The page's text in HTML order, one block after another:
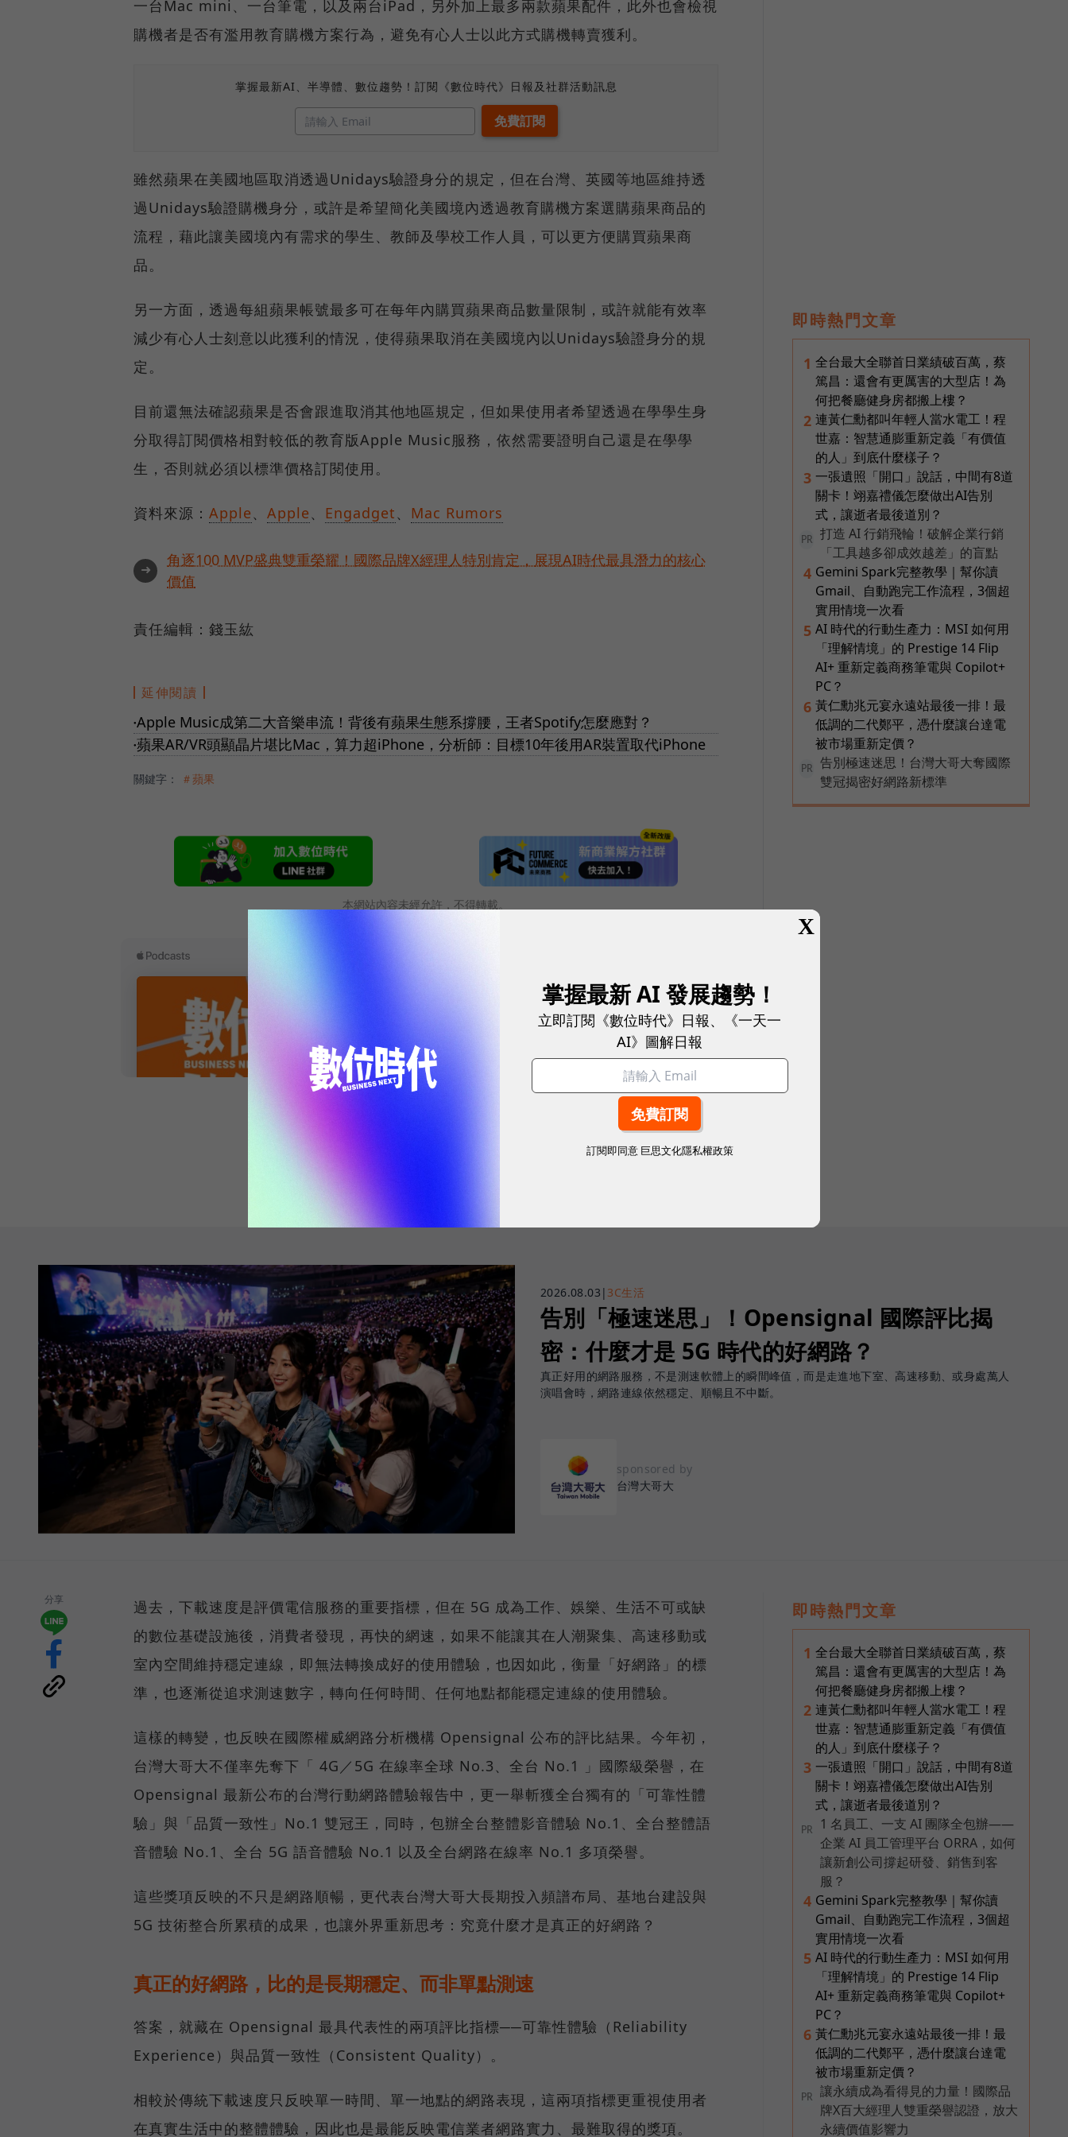
一台Mac mini、一台筆電，以及兩台iPad，另外加上最多兩款蘋果配件，此外也會檢視
購機者是否有濫用教育購機方案行為，避免有心人士以此方式購機轉賣獲利。
掌握最新AI、半導體、數位趨勢！訂閱《數位時代》日報及社群活動訊息
雖然蘋果在美國地區取消透過Unidays驗證身分的規定，但在台灣、英國等地區維持透
過Unidays驗證購機身分，或許是希望簡化美國境內透過教育購機方案選購蘋果商品的
流程，藉此讓美國境內有需求的學生、教師及學校工作人員，可以更方便購買蘋果商
品。
另一方面，透過每組蘋果帳號最多可在每年內購買蘋果商品數量限制，或許就能有效率
減少有心人士刻意以此獲利的情況，使得蘋果取消在美國境內以Unidays驗證身分的規
定。
目前還無法確認蘋果是否會跟進取消其他地區規定，但如果使用者希望透過在學學生身
分取得訂閱價格相對較低的教育版Apple Music服務，依然需要證明自己還是在學學
生，否則就必須以標準價格訂閱使用。
資料來源： Apple、 Apple、 Engadget、 Mac Rumors
➜
角逐100 MVP盛典雙重榮耀！國際品牌X經理人特別肯定，展現AI時代最具潛力的核心
價值
責任編輯：錢玉紘
延伸閱讀
●Apple Music成第二大音樂串流！背後有蘋果生態系撐腰，王者Spotify怎麼應對？
●蘋果AR/VR頭顯晶片堪比Mac，算力超iPhone，分析師：目標10年後用AR裝置取代iPhone
關鍵字： ＃蘋果
本網站內容未經允許，不得轉載。
即時熱門文章
1 全台最大全聯首日業績破百萬，蔡
篤昌：還會有更厲害的大型店！為
何把餐廳健身房都搬上樓？
2 連黃仁勳都叫年輕人當水電工！程
世嘉：智慧通膨重新定義「有價值
的人」到底什麼樣子？
3 一張遺照「開口」說話，中間有8道
關卡！翊嘉禮儀怎麼做出AI告別
式，讓逝者最後道別？
PR
打造 AI 行銷飛輪！破解企業行銷
「工具越多卻成效越差」的盲點
4 Gemini Spark完整教學｜幫你讀
Gmail、自動跑完工作流程，3個超
實用情境一次看
5 AI 時代的行動生產力：MSI 如何用
「理解情境」的 Prestige 14 Flip
AI+ 重新定義商務筆電與 Copilot+
PC？
6 黃仁勳兆元宴永遠站最後一排！最
低調的二代鄭平，憑什麼讓台達電
被市場重新定價？
PR
告別極速迷思！台灣大哥大奪國際
雙冠揭密好網路新標準
2026.08.03 | 3C生活
告別「極速迷思」！Opensignal 國際評比揭
密：什麼才是 5G 時代的好網路？
真正好用的網路服務，不是測速軟體上的瞬間峰值，而是走進地下室、高速移動、或身處萬人
演唱會時，網路連線依然穩定、順暢且不中斷。
sponsored by
台灣大哥大
分享
過去，下載速度是評價電信服務的重要指標，但在 5G 成為工作、娛樂、生活不可或缺
的數位基礎設施後，消費者發現，再快的網速，如果不能讓其在人潮聚集、高速移動或
室內空間維持穩定連線，即無法轉換成好的使用體驗，也因如此，衡量「好網路」的標
準，也逐漸從追求測速數字，轉向任何時間、任何地點都能穩定連線的使用體驗。
這樣的轉變，也反映在國際權威網路分析機構 Opensignal 公布的評比結果。今年初，
台灣大哥大不僅率先奪下「 4G／5G 在線率全球 No.3、全台 No.1 」國際級榮譽，在
Opensignal 最新公布的台灣行動網路體驗報告中，更一舉斬獲全台獨有的「可靠性體
驗」與「品質一致性」No.1 雙冠王，同時，包辦全台整體影音體驗 No.1、全台整體語
音體驗 No.1、全台 5G 語音體驗 No.1 以及全台網路在線率 No.1 多項榮譽。
這些獎項反映的不只是網路順暢，更代表台灣大哥大長期投入頻譜布局、基地台建設與
5G 技術整合所累積的成果，也讓外界重新思考：究竟什麼才是真正的好網路？
真正的好網路，比的是長期穩定、而非單點測速
答案，就藏在 Opensignal 最具代表性的兩項評比指標──可靠性體驗（Reliability
Experience）與品質一致性（Consistent Quality）。
相較於傳統下載速度只反映單一時間、單一地點的網路表現，這兩項指標更重視使用者
在真實生活中的整體體驗，因此也是最能反映電信業者網路實力、最難取得的獎項。
即時熱門文章
1 全台最大全聯首日業績破百萬，蔡
篤昌：還會有更厲害的大型店！為
何把餐廳健身房都搬上樓？
2 連黃仁勳都叫年輕人當水電工！程
世嘉：智慧通膨重新定義「有價值
的人」到底什麼樣子？
3 一張遺照「開口」說話，中間有8道
關卡！翊嘉禮儀怎麼做出AI告別
式，讓逝者最後道別？
PR
1 名員工、一支 AI 團隊全包辦——
企業 AI 員工管理平台 ORRA，如何
讓新創公司撐起研發、銷售到客
服？
4 Gemini Spark完整教學｜幫你讀
Gmail、自動跑完工作流程，3個超
實用情境一次看
5 AI 時代的行動生產力：MSI 如何用
「理解情境」的 Prestige 14 Flip
AI+ 重新定義商務筆電與 Copilot+
PC？
6 黃仁勳兆元宴永遠站最後一排！最
低調的二代鄭平，憑什麼讓台達電
被市場重新定價？
PR
讓永續成為看得見的力量！國際品
牌X百大經理人雙重榮譽認證，放大
永續價值影響力
X
掌握最新 AI 發展趨勢！
立即訂閱《數位時代》日報、《一天一
AI》圖解日報
訂閱即同意 巨思文化隱私權政策